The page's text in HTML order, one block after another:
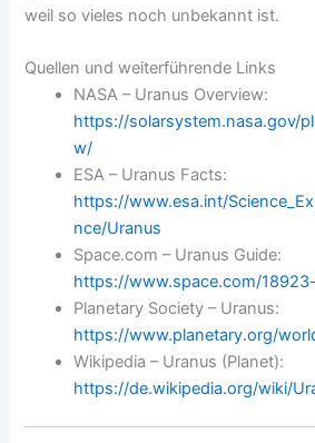
weil so vieles noch unbekannt ist.
Quellen und weiterführende Links
NASA – Uranus Overview:
https://solarsystem.nasa.gov/
w/
ESA – Uranus Facts:
https://www.esa.int/
nce/Uranus
Space.com – Uranus Guide:
https://www.space.com/
Planetary Society – Uranus:
https://www.planetary.org/
Wikipedia – Uranus (Planet):
https://de.wikipedia.org/wiki/